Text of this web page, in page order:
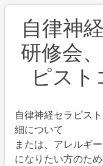
自律神
研修会
ピス
自律神経セラピス
細について
または、アレルギ
になりたい方のた